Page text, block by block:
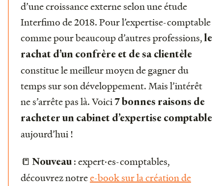
d’une croissance externe selon une étude
Interfimo de 2018. Pour l’expertise-comptable
comme pour beaucoup d’autres professions, le
rachat d’un confrère et de sa clientèle
constitue le meilleur moyen de gagner du
temps sur son développement. Mais l’intérêt
ne s’arrête pas là. Voici7 bonnes raisons de
racheter un cabinet d’expertise comptable
aujourd’hui !
📒Nouveau : expert·es-comptables,
découvrez notree-book sur la création de